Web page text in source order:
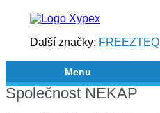
Další značky: FREEZTEQ
Menu
Společnost NEKAP